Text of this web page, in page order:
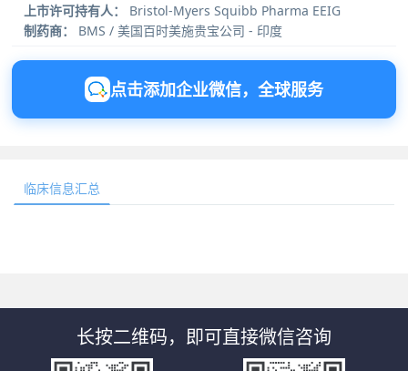
上市许可持有人：
Bristol-Myers Squibb Pharma EEIG
制药商：
BMS / 美国百时美施贵宝公司 - 印度
点击添加企业微信，全球服务
临床信息汇总
长按二维码，即可直接微信咨询